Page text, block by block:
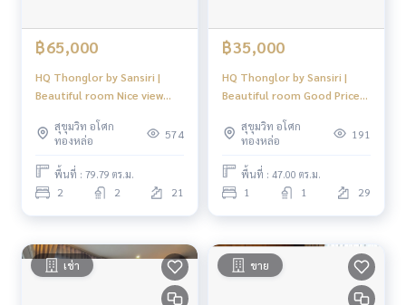
ยูนิตต่อชั้นสูงสุด 8 ยูนิต
ที่จอดรถประมาณ 150 คันคิดเป็น 76% รวมจอดซ้อนคัน คิดเป็น 8
Facility / ส่วนกลาง
สระว่ายน้ำ Swimming pool
ระบบรักษาความปลอดภัย 24 ชั่วโมง / คีย์การ์ด / CCTV
พื้นที่จัดบาร์บีคิว
ฟิตเนส Gym
สวนหย่อม
ลิฟต์โดยสาร 3 ตัว
Shuttle Service to BTS
฿65,000
HQ Thonglor by Sansiri |
Beautiful room Nice view
Thonglor | HL
สุขุมวิท อโศก
ทองหล่อ
574
พื้นที่ : 79.79 ตร.ม.
2 2 21
฿35,000
HQ Thonglor by Sansiri |
Beautiful room Good Price
Thonglor by Sansiri
สุขุมวิท อโศก
ทองหล่อ
191
พื้นที่ : 47.00 ตร.ม.
1 1 29
เช่า ขาย